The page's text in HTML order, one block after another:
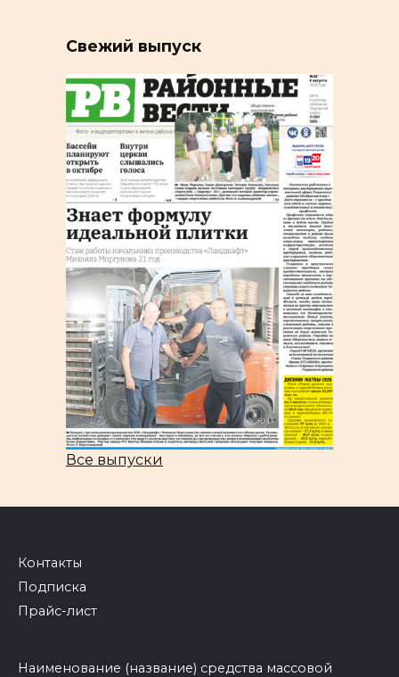
Свежий выпуск
Все выпуски
Контакты
Подписка
Прайс-лист
Наименование (название) средства массовой